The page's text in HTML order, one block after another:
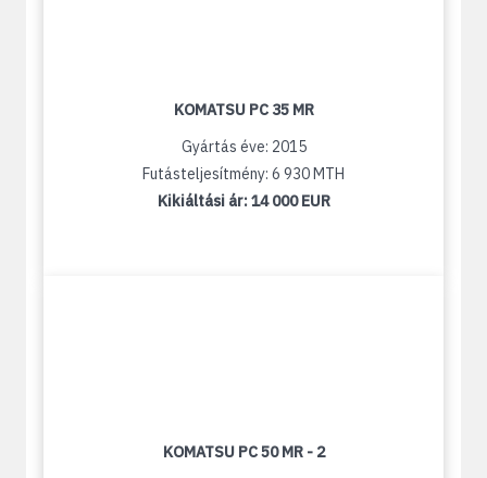
KOMATSU PC 35 MR
Gyártás éve: 2015
Futásteljesítmény: 6 930 MTH
Kikiáltási ár:14 000 EUR
KOMATSU PC 50 MR - 2